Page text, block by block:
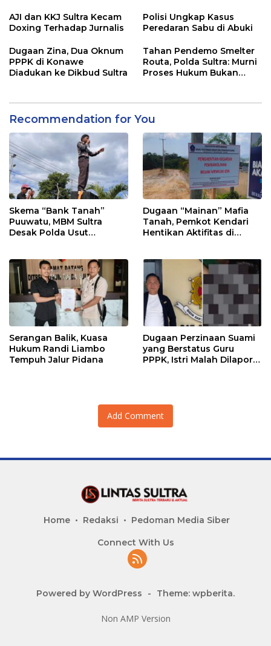
AJI dan KKJ Sultra Kecam
Doxing Terhadap Jurnalis
Polisi Ungkap Kasus
Peredaran Sabu di Abuki
Dugaan Zina, Dua Oknum
PPPK di Konawe
Diadukan ke Dikbud Sultra
Tahan Pendemo Smelter
Routa, Polda Sultra: Murni
Proses Hukum Bukan
Recommendation for You
Skema “Bank Tanah”
Puuwatu, MBM Sultra
Desak Polda Usut
Dugaan “Mainan” Mafia
Tanah, Pemkot Kendari
Hentikan Aktifitas di
Serangan Balik, Kuasa
Hukum Randi Liambo
Tempuh Jalur Pidana
Dugaan Perzinaan Suami
yang Berstatus Guru
PPPK, Istri Malah Dilapor
Add Comment
Home Redaksi Pedoman Media Siber
Connect With Us
Powered by WordPress - Theme: wpberita.
Non AMP Version